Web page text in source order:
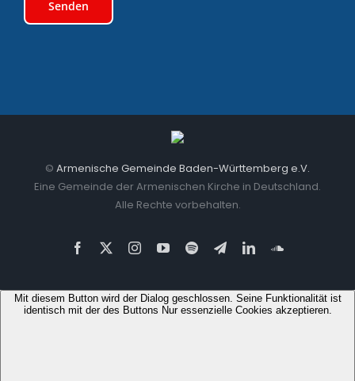
© Armenische Gemeinde Baden-Württemberg e.V.
Eine Gemeinde der Armenischen Kirche in Deutschland.
Alle Rechte vorbehalten.
Facebook InstagramYouTube
SpotifyTelegramLinkedInSoundCloud
Mit diesem Button wird der Dialog geschlossen. Seine Funktionalität ist
identisch mit der des Buttons Nur essenzielle Cookies akzeptieren.